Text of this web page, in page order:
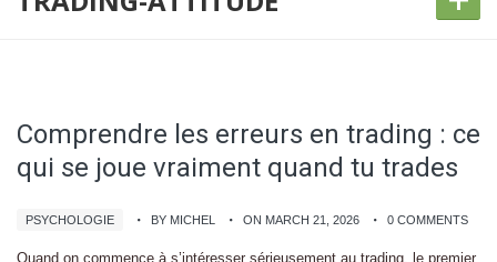
Comprendre les erreurs en trading : ce
qui se joue vraiment quand tu trades
PSYCHOLOGIE BY MICHEL ON MARCH 21, 2026 0 COMMENTS
Quand on commence à s’intéresser sérieusement au trading, le premier